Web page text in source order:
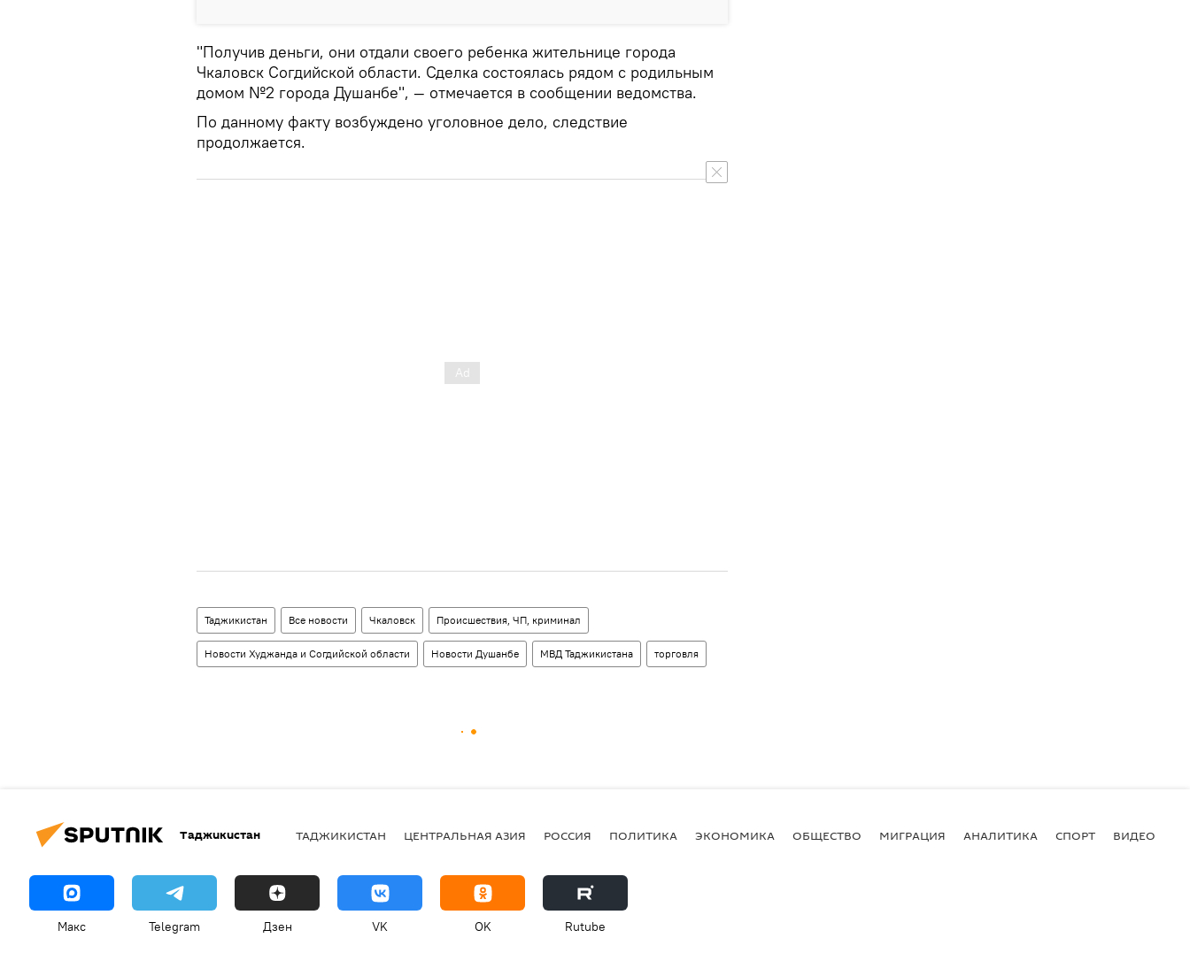
"Получив деньги, они отдали своего ребенка жительнице города
Чкаловск Согдийской области. Сделка состоялась рядом с родильным
домом №2 города Душанбе", — отмечается в сообщении ведомства.
По данному факту возбуждено уголовное дело, следствие
продолжается.
Таджикистан Все новости Чкаловск Происшествия, ЧП, криминал
Новости Худжанда и Согдийской области Новости Душанбе МВД Таджикистана торговля
Таджикистан ТАДЖИКИСТАН ЦЕНТРАЛЬНАЯ АЗИЯ РОССИЯ ПОЛИТИКА ЭКОНОМИКА ОБЩЕСТВО МИГРАЦИЯ АНАЛИТИКА СПОРТ ВИДЕО
Макс Telegram Дзен VK OK Rutube